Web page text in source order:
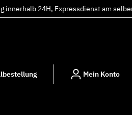
innerhalb 24H, Expressdienst am
Mein Konto